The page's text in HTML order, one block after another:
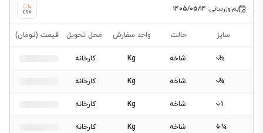
به‌روزرسانی:۱۴۰۵/۰۵/۱۴
سایز حالت واحد سفارش محل تحویل قیمت (تومان)
½ شاخه Kg کارخانه
¾ شاخه Kg کارخانه
1 شاخه Kg کارخانه
¼ 1 شاخه Kg کارخانه